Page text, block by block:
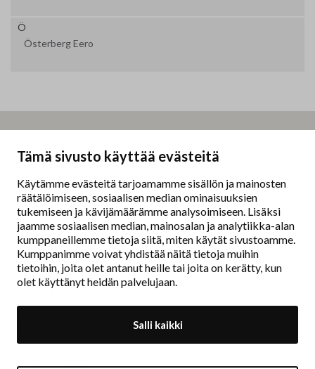
Tämä sivusto käyttää evästeitä
Käytämme evästeitä tarjoamamme sisällön ja mainosten
räätälöimiseen, sosiaalisen median ominaisuuksien
tukemiseen ja kävijämäärämme analysoimiseen. Lisäksi
jaamme sosiaalisen median, mainosalan ja analytiikka-alan
kumppaneillemme tietoja siitä, miten käytät sivustoamme.
Kumppanimme voivat yhdistää näitä tietoja muihin
tietoihin, joita olet antanut heille tai joita on kerätty, kun
olet käyttänyt heidän palvelujaan.
Salli kaikki
Ö
Österberg Eero
Erottajankatu 9 B
00130 Helsinki
www.painters.fi
Näyttelytoiminta
tm•gallerian esittely
Muu näyttelytoiminta